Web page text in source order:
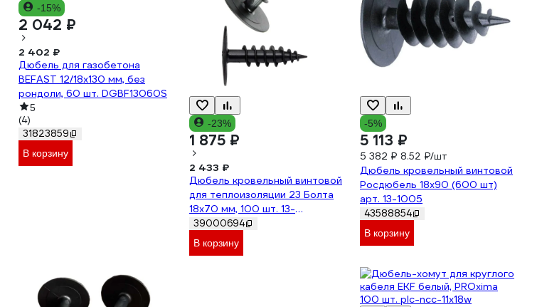
-15%
2 042 ₽
2 402 ₽
Дюбель для газобетона
BEFAST 12/18x130 мм, без
рондоли, 60 шт. DGBF13060S
5
(4)
31823859
В корзину
-23%
1 875 ₽
2 433 ₽
Дюбель кровельный винтовой
для теплоизоляции 23 Болта
18x70 мм, 100 шт. 13-
1000ф100
39000694
В корзину
-5%
5 113 ₽
5 382 ₽ 8.52 ₽/шт
Дюбель кровельный винтовой
Росдюбель 18х90 (600 шт)
арт. 13-1005
43588854
В корзину